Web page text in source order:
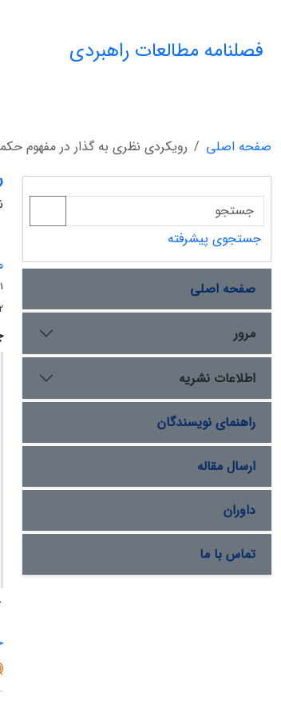
فصلنامه مطالعات راهبردی
صفحه اصلی رویکردی نظری به گذار در مفهوم
1
2
جستجوی پیشرفته
صفحه اصلی
مرور
اطلاعات نشریه
راهنمای نویسندگان
ارسال مقاله
داوران
تماس با ما